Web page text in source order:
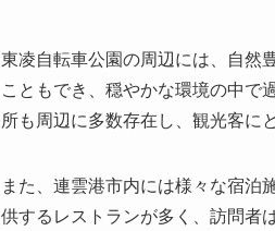
東凌自転車公園の周辺には、自然
こともでき、穏やかな環境の中で
所も周辺に多数存在し、観光客に
また、連雲港市内には様々な宿泊
供するレストランが多く、訪問者